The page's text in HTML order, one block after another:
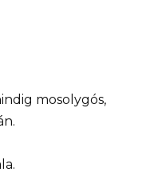
mosolygós,